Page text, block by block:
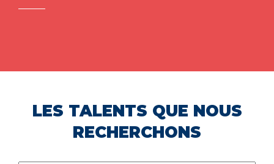
LES TALENTS QUE NOUS
RECHERCHONS